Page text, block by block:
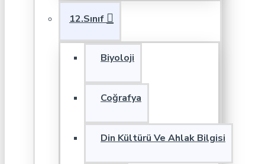
12.Sınıf
Biyoloji
Coğrafya
Din Kültürü Ve Ahlak Bilgisi